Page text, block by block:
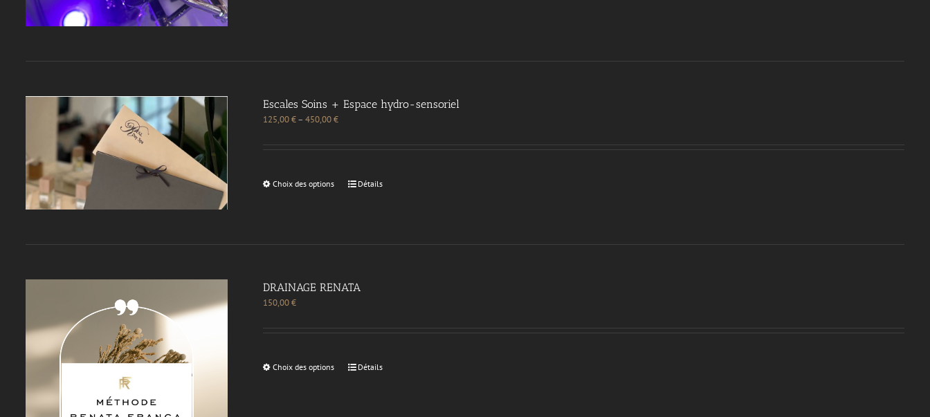
Escales Soins + Espace hydro-sensoriel
125,00€– 450,00€
Choix des options Détails
DRAINAGE RENATA
150,00€
Choix des options Détails